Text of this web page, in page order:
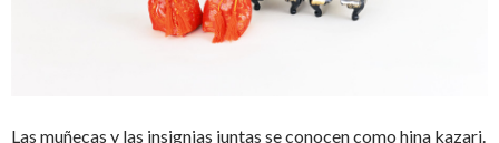
Las muñecas y las insignias juntas se conocen como hina kazari.